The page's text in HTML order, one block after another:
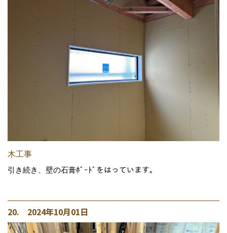
木工事
引き続き、壁の石膏ﾎﾞｰﾄﾞをはっています。
20. 2024年10月01日